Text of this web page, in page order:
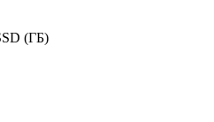
(ГБ)